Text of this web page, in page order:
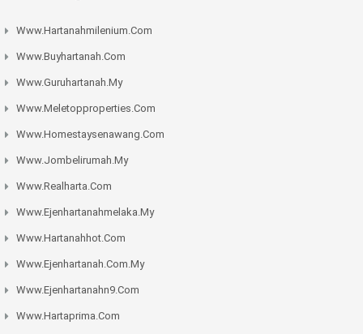
Www.hartanahmilenium.com
Www.buyhartanah.com
Www.guruhartanah.my
Www.meletopproperties.com
Www.homestaysenawang.com
Www.jombelirumah.my
Www.realharta.com
Www.ejenhartanahmelaka.my
Www.hartanahhot.com
Www.ejenhartanah.com.my
Www.ejenhartanahn9.com
Www.hartaprima.com